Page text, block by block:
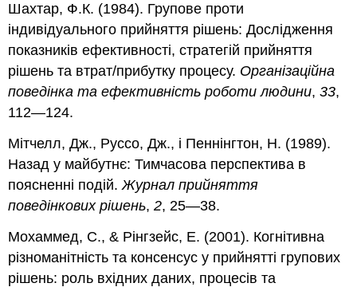
Шахтар, Ф.К. (1984). Групове проти
індивідуального прийняття рішень: Дослідження
показників ефективності, стратегій прийняття
рішень та втрат/прибутку процесу. Організаційна
поведінка та ефективність роботи людини,33,
112—124.
Мітчелл, Дж., Руссо, Дж., і Пеннінгтон, Н. (1989).
Назад у майбутнє: Тимчасова перспектива в
поясненні подій.Журнал прийняття
поведінкових рішень,2, 25—38.
Мохаммед, С., & Рінгзейс, Е. (2001). Когнітивна
різноманітність та консенсус у прийнятті групових
рішень: роль вхідних даних, процесів та